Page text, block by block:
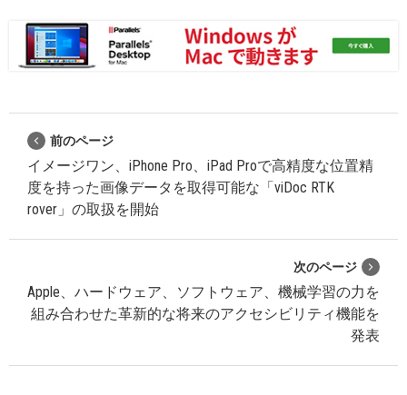
前のページ
イメージワン、iPhone Pro、iPad Proで高精度な位置精
度を持った画像データを取得可能な「viDoc RTK
rover」の取扱を開始
次のページ
Apple、ハードウェア、ソフトウェア、機械学習の力を
組み合わせた革新的な将来のアクセシビリティ機能を
発表